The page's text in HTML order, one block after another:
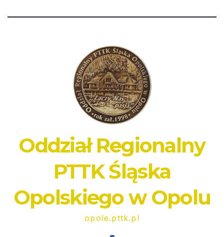
Oddział Regionalny
PTTK Śląska
Opolskiego w Opolu
opole.pttk.pl